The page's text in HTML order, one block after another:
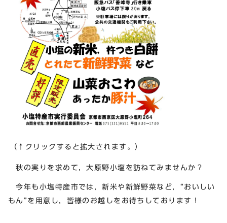
（↑クリックすると拡大されます。）
秋の実りを求めて，大原野小塩を訪ねてみませんか？
今年も小塩特産市では，新米や新鮮野菜など，“おいしい
もん”を用意し，皆様のお越しをお待ちしております！